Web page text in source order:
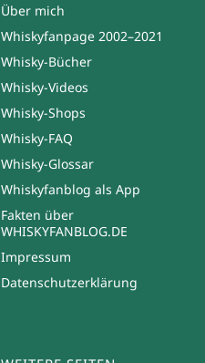
Über mich
Whiskyfanpage 2002–2021
Whisky-Bücher
Whisky-Videos
Whisky-Shops
Whisky-FAQ
Whisky-Glossar
Whiskyfanblog als App
Fakten über
WHISKYFANBLOG.DE
Impressum
Datenschutzerklärung